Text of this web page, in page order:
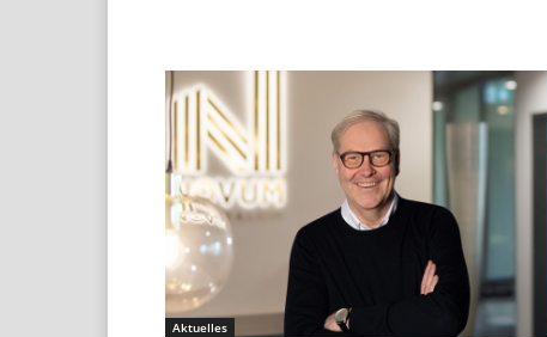
Aktuelles